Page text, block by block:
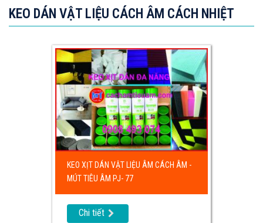
KEO DÁN VẬT LIỆU CÁCH ÂM CÁCH NHIỆT
KEO XỊT DÁN VẬT LIỆU ÂM CÁCH ÂM -
MÚT TIÊU ÂM PJ- 77
Chi tiết